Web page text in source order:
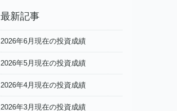
最新記事
2026年6月現在の投資成績
2026年5月現在の投資成績
2026年4月現在の投資成績
2026年3月現在の投資成績